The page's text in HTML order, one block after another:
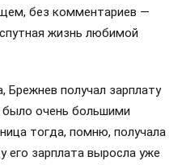
без комментариев —
жизнь любимой
Брежнев получал зарплату
было очень большими
тогда, помню, получала
его зарплата выросла уже